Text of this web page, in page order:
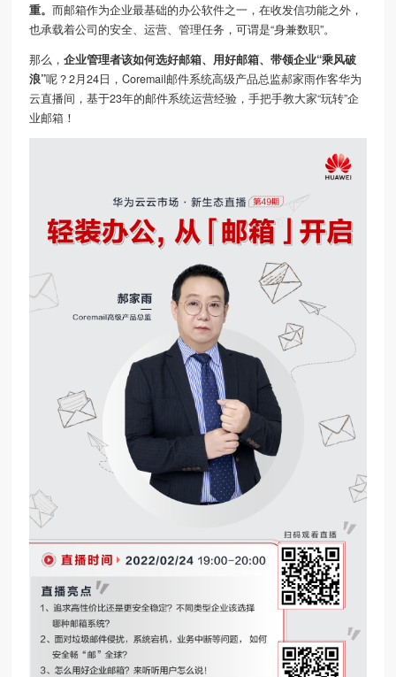
重。而邮箱作为企业最基础的办公软件之一，在收发信功能之外，
也承载着公司的安全、运营、管理任务，可谓是“身兼数职”。
那么，企业管理者该如何选好邮箱、用好邮箱、带领企业“乘风破
浪”呢？2月24日，Coremail邮件系统高级产品总监郝家雨作客华为
云直播间，基于23年的邮件系统运营经验，手把手教大家“玩转”企
业邮箱！